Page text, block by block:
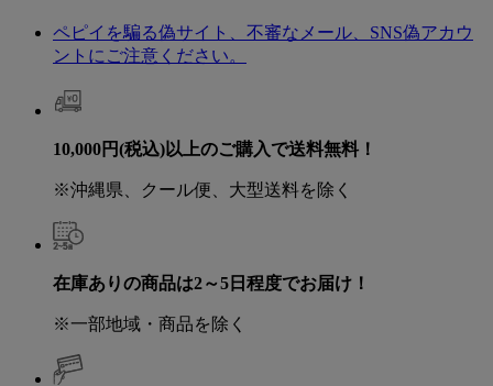
ペピイを騙る偽サイト、不審なメール、SNS偽アカウ
ントにご注意ください。
10,000円(税込)以上のご購入で送料無料！
※沖縄県、クール便、大型送料を除く
在庫ありの商品は2～5日程度でお届け！
※一部地域・商品を除く